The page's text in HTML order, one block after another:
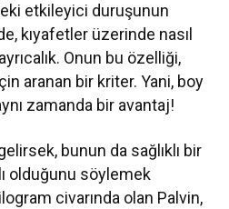
etkileyici duruşunun
kıyafetler üzerinde nasıl
Onun bu özelliği,
aranan bir kriter. Yani, boy
zamanda bir avantaj!
bunun da sağlıklı bir
olduğunu söylemek
civarında olan Palvin,